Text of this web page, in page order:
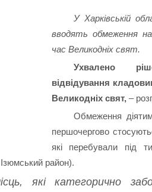
У Харківській
вводять обмеження на
час Великодніх свят.
Ухвалено
відвідування
Великодніх свят,–
Обмеження
першочергово
які перебували під
Ізюмський район).
які категорично